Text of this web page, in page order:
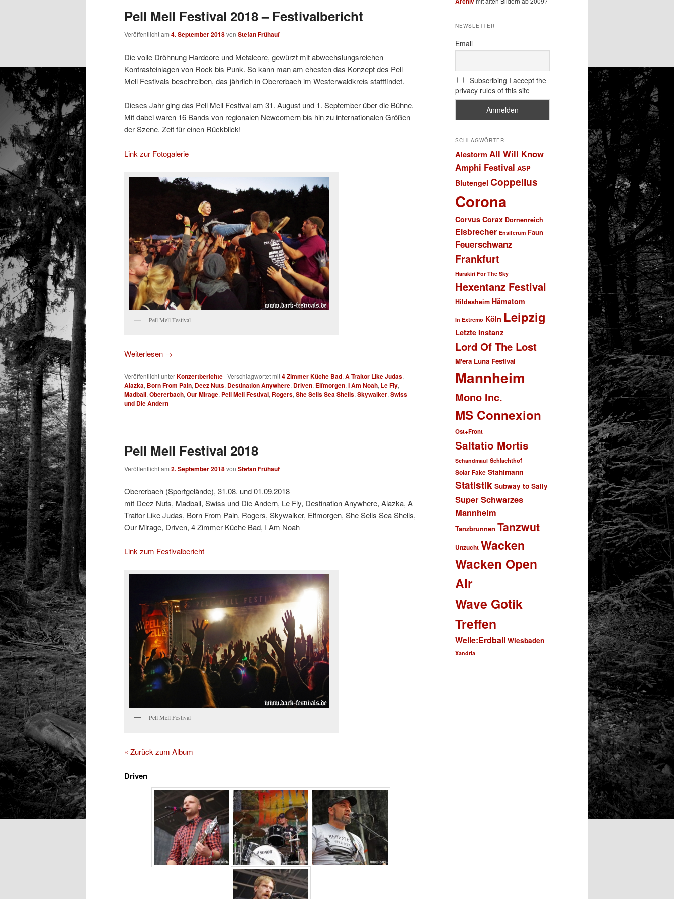
Pell Mell Festival 2018 – Festivalbericht
Veröffentlicht am 4. September 2018von Stefan Frühauf
Die volle Dröhnung Hardcore und Metalcore, gewürzt mit abwechslungsreichen
Kontrasteinlagen von Rock bis Punk. So kann man am ehesten das Konzept des Pell
Mell Festivals beschreiben, das jährlich in Obererbach im Westerwaldkreis stattfindet.
Dieses Jahr ging das Pell Mell Festival am 31. August und 1. September über die Bühne.
Mit dabei waren 16 Bands von regionalen Newcomern bis hin zu internationalen Größen
der Szene. Zeit für einen Rückblick!
Link zur Fotogalerie
Pell Mell Festival
Weiterlesen →
Veröffentlicht unterKonzertberichte | Verschlagwortet mit4 Zimmer Küche Bad, A Traitor Like Judas,
Alazka, Born From Pain, Deez Nuts, Destination Anywhere, Driven, Elfmorgen, I Am Noah, Le Fly,
Madball, Obererbach, Our Mirage, Pell Mell Festival, Rogers, She Sells Sea Shells, Skywalker, Swiss
und Die Andern
Pell Mell Festival 2018
Veröffentlicht am 2. September 2018von Stefan Frühauf
Obererbach (Sportgelände), 31.08. und 01.09.2018
mit Deez Nuts, Madball, Swiss und Die Andern, Le Fly, Destination Anywhere, Alazka, A
Traitor Like Judas, Born From Pain, Rogers, Skywalker, Elfmorgen, She Sells Sea Shells,
Our Mirage, Driven, 4 Zimmer Küche Bad, I Am Noah
Link zum Festivalbericht
Pell Mell Festival
« Zurück zum Album
Driven
NEWSLETTER
Email
Subscribing I accept the
privacy rules of this site
SCHLAGWÖRTER
Alestorm All Will Know
Amphi Festival ASP
Blutengel Coppelius
Corona
Corvus Corax Dornenreich
Eisbrecher Ensiferum Faun
Feuerschwanz
Frankfurt
Harakiri For The Sky
Hexentanz Festival
Hildesheim Hämatom
In Extremo Köln Leipzig
Letzte Instanz
Lord Of The Lost
M'era Luna Festival
Mannheim
Mono Inc.
MS Connexion
Ost+Front
Saltatio Mortis
Schandmaul Schlachthof
Solar Fake Stahlmann
Statistik Subway to Sally
Super Schwarzes
Mannheim
Tanzbrunnen Tanzwut
Unzucht Wacken
Wacken Open
Air
Wave Gotik
Treffen
Welle:Erdball Wiesbaden
Xandria